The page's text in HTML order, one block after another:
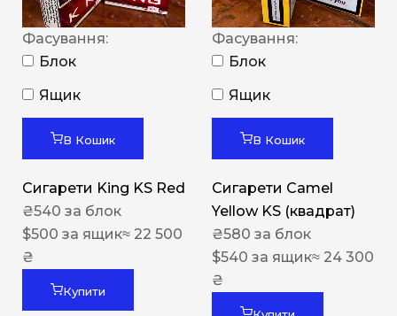
Фасування:
Блок
Ящик
В Кошик
Сигарети King KS Red
₴540 за блок
$500 за ящик≈ 22 500
₴
Купити
Фасування:
Блок
Ящик
В Кошик
Сигарети Camel
Yellow KS (квадрат)
₴580 за блок
$540 за ящик≈ 24 300
₴